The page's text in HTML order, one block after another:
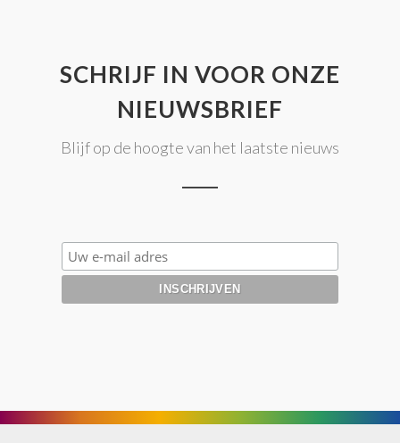
SCHRIJF IN VOOR ONZE
NIEUWSBRIEF
Blijf op de hoogte van het laatste nieuws